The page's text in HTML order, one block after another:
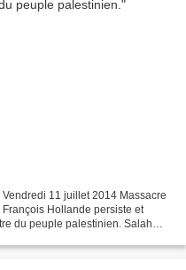
11 juillet 2014 Massacre
Hollande persiste et
du peuple palestinien. Salah